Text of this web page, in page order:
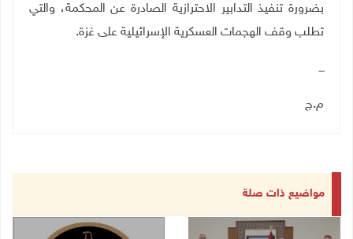
بضرورة تنفيذ التدابير الاحترازية الصادرة عن المحكمة، والتي
تطلب وقف الهجمات العسكرية الإسرائيلية على غزة.
ـــ
م.ج
مواضيع ذات صلة